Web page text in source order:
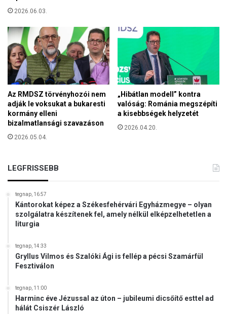
e
t
l
d
o
z
á
s
m
i
a
m
e
e
l
e
n
v
y
2026.06.03.
Az RMDSZ törvényhozói nem
adják le voksukat a bukaresti
kormány elleni
bizalmatlansági szavazáson
2026.05.04.
„Hibátlan modell” kontra
valóság: Románia megszépíti
a kisebbségek helyzetét
2026.04.20.
LEGFRISSEBB
tegnap, 16:57
Kántorokat képez a Székesfehérvári Egyházmegye – olyan
szolgálatra készítenek fel, amely nélkül elképzelhetetlen a
liturgia
tegnap, 14:33
Gryllus Vilmos és Szalóki Ági is fellép a pécsi Szamárfül
Fesztiválon
tegnap, 11:00
Harminc éve Jézussal az úton – jubileumi dicsőítő esttel ad
hálát Csiszér László